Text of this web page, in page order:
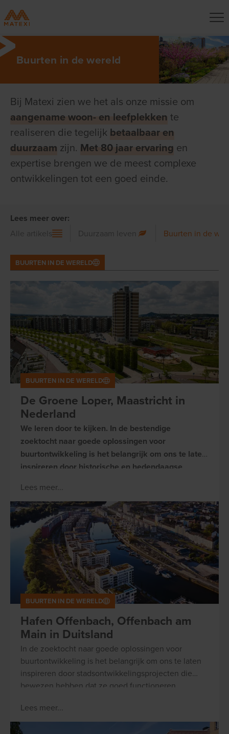
Buurten in de wereld
Bij Matexi zien we het als onze missie om
aangename woon- en leefplekken te
realiseren die tegelijk betaalbaar en
duurzaam zijn. Met 80 jaar ervaring en
expertise brengen we de meest complexe
ontwikkelingen tot een goed einde.
Lees meer over:
Alle artikels Duurzaam leven Buurten in de
BUURTEN IN DE WERELD
BUURTEN IN DE WERELD
De Groene Loper, Maastricht in
Nederland
We leren door te kijken. In de bestendige
zoektocht naar goede oplossingen voor
buurtontwikkeling is het belangrijk om ons te laten
inspireren door historische en hedendaagse
bewezen hebben dat ze goed functioneren.
Lees meer...
BUURTEN IN DE WERELD
Hafen Offenbach, Offenbach am
Main in Duitsland
In de zoektocht naar goede oplossingen voor
buurtontwikkeling is het belangrijk om ons te laten
inspireren door stadsontwikkelingsprojecten die
bewezen hebben dat ze goed functioneren.
Lees meer...